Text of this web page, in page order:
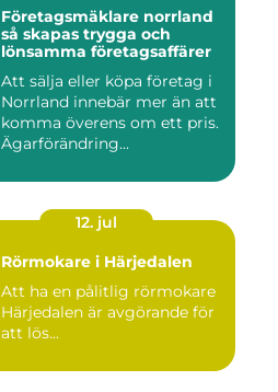
Företagsmäklare norrland
så skapas trygga och
lönsamma företagsaffärer
Att sälja eller köpa företag i
Norrland innebär mer än att
komma överens om ett pris.
Ägarförändring...
12. jul
Rörmokare i Härjedalen
Att ha en pålitlig rörmokare
Härjedalen är avgörande för
att lös...